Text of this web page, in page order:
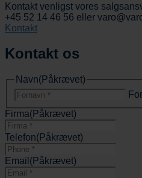
Kontakt venligst vores
+45 52 14 46 56 eller
Kontakt
Kontakt os
Navn(Påkrævet)
Firma(Påkrævet)
Telefon(Påkrævet)
Email (Påkrævet)